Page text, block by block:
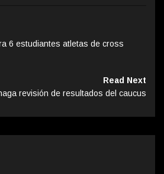
6 estudiantes atletas de cross
Read Next
revisión de resultados del caucus